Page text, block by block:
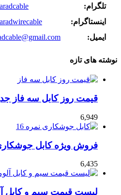
تلگرام:
اینستاگرام:
ایمیل:
نوشته های تازه
قیمت روز کابل سه فاز
6,949
فروش ویژه کابل جوشکاری
6,435
لیست قیمت سیم و کابل